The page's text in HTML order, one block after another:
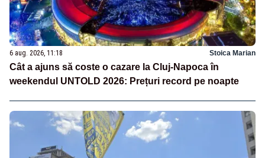
6 aug. 2026, 11:18 Stoica Marian
Cât a ajuns să coste o cazare la Cluj-Napoca în
weekendul UNTOLD 2026: Prețuri record pe noapte